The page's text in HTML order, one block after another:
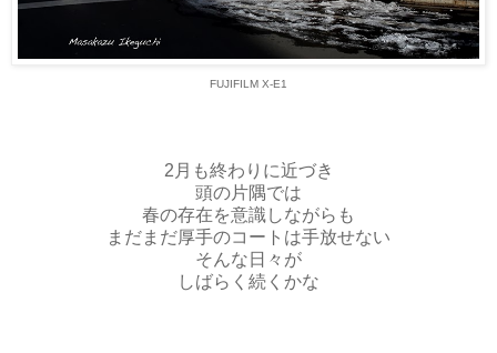
FUJIFILM X-E1
2月も終わりに近づき
頭の片隅では
春の存在を意識しながらも
まだまだ厚手のコートは手放せない
そんな日々が
しばらく続くかな